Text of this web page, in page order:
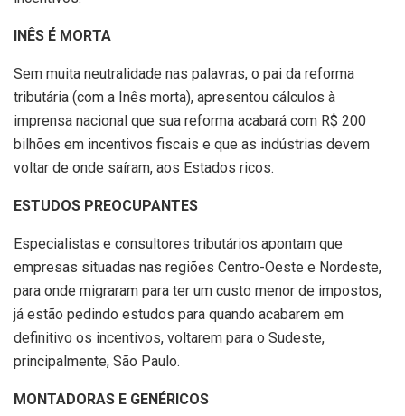
INÊS É MORTA
Sem muita neutralidade nas palavras, o pai da reforma
tributária (com a Inês morta), apresentou cálculos à
imprensa nacional que sua reforma acabará com R$ 200
bilhões em incentivos fiscais e que as indústrias devem
voltar de onde saíram, aos Estados ricos.
ESTUDOS PREOCUPANTES
Especialistas e consultores tributários apontam que
empresas situadas nas regiões Centro-Oeste e Nordeste,
para onde migraram para ter um custo menor de impostos,
já estão pedindo estudos para quando acabarem em
definitivo os incentivos, voltarem para o Sudeste,
principalmente, São Paulo.
MONTADORAS E GENÉRICOS